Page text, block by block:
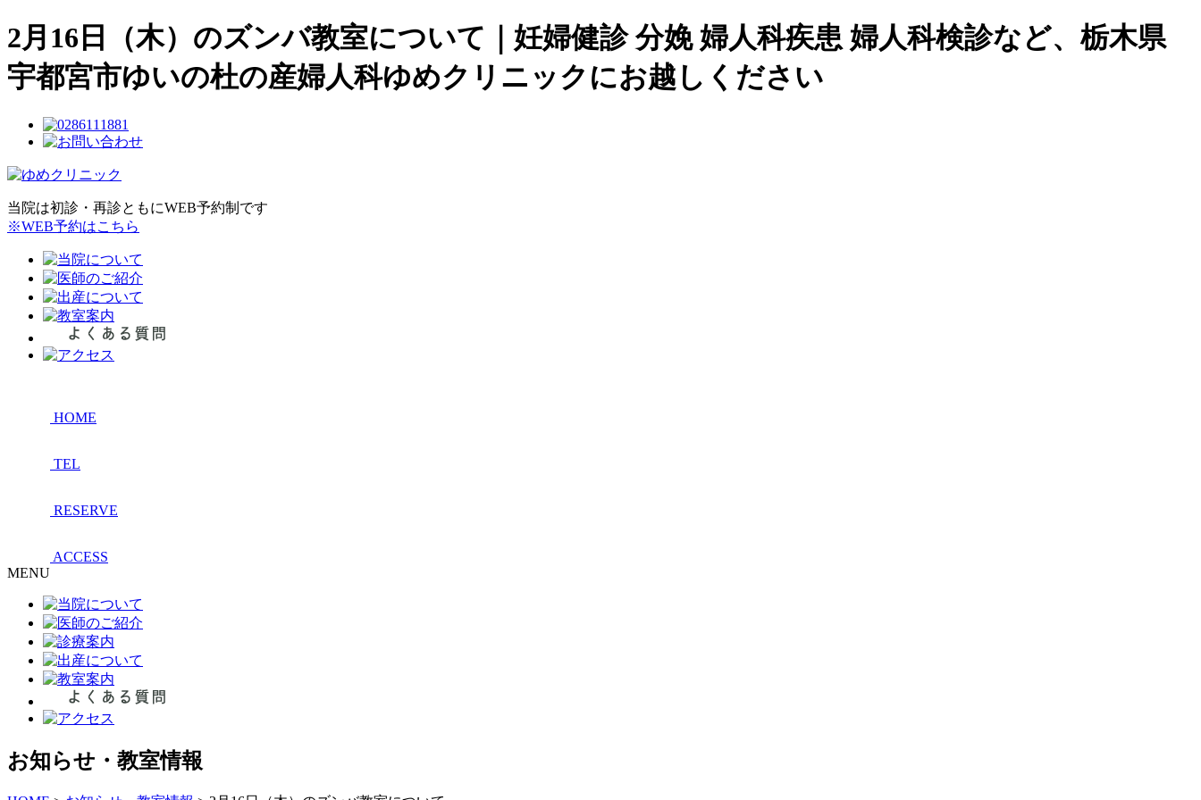
2月16日（木）のズンバ教室について｜妊婦健診 分娩 婦人科疾患 婦人科検診など、栃木県
宇都宮市ゆいの杜の産婦人科ゆめクリニックにお越しください
当院は初診・再診ともにWEB予約制です
※WEB予約はこちら
HOME
TEL
RESERVE
ACCESS
MENU
お知らせ・教室情報